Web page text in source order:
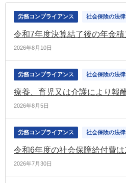
労務コンプライアンス 社会保険の法律
2026年8月10日
労務コンプライアンス 社会保険の法律
2026年8月5日
労務コンプライアンス 社会保険の法律
2026年7月30日